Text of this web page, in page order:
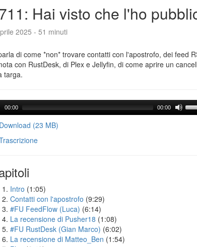
Hai visto che l'ho
2025 - 51 minuti
di come *non* trovare contatti con l'apostrofo, dei feed
con RustDesk, di Plex e Jellyfin, di come aprire un
targa.
00:00 00:00
(23 MB)
Intro (1:05)
Contatti con l'apostrofo (9:29)
#FU FeedFlow (Luca) (6:14)
La recensione di Pusher18 (1:08)
#FU RustDesk (Gian Marco) (6:02)
La recensione di Matteo_Ben (1:54)